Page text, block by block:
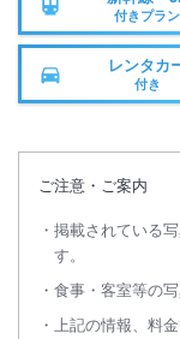
付きプラン
レンタカ
付き
ご注意・ご案内
掲載されている
す。
食事・客室等の写
上記の情報、料